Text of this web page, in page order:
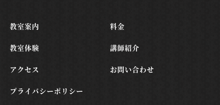
教室案内 料金
教室体験 講師紹介
アクセス お問い合わせ
プライバシーポリシー